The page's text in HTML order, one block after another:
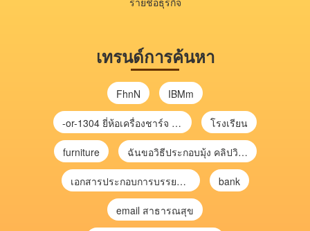
เทรนด์การค้นหา
FhnN IBMm
-or-1304 ยี่ห้อเครื่องชาร์จ chargecore โรงเรียน
furniture ฉันขอวิธีประกอบมุ้ง คลิปวิดีโอ การประกอบมุ้ง
เอกสารประกอบการบรรยาย การประเมินความเสี่ยงเพื่อวางแผนการตรวจสอบ \ bank
email สาธารณสุข